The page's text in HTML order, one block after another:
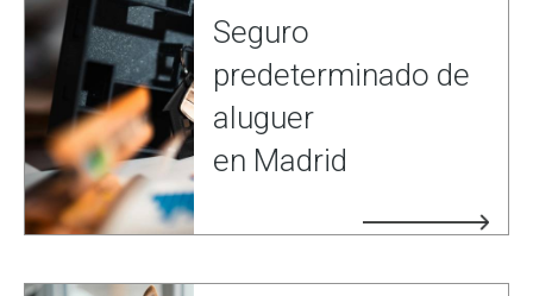
Seguro
predeterminado de
aluguer
en Madrid